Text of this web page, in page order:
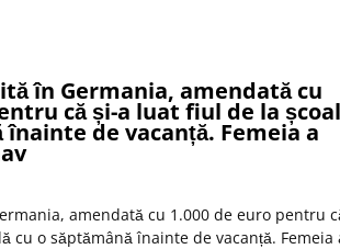
în Germania, amendată cu
că și-a luat fiul de la
înainte de vacanță. Femeia a
amendată cu 1.000 de euro pentru
cu o săptămână înainte de vacanță. Femeia